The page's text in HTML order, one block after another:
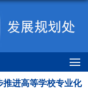
进高等学校专业化